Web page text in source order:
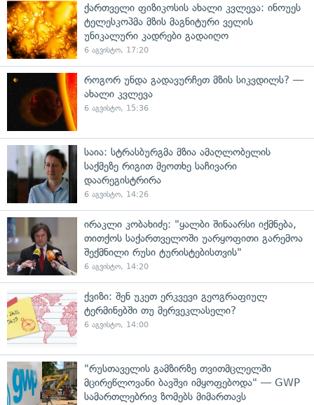
ქართველი ფიზიკოსის ახალი კვლევა: ინოუეს
ტელესკოპმა მზის მაგნიტური ველის
უნიკალური კადრები გადაიღო
6 აგვისტო, 17:20
როგორ უნდა გადავურჩეთ მზის სიკვდილს? —
ახალი კვლევა
6 აგვისტო, 15:36
საია: სტრასბურგმა მზია ამაღლობელის
საქმეზე რიგით მეოთხე საჩივარი
დაარეგისტრირა
6 აგვისტო, 14:26
ირაკლი კობახიძე: "ყალბი შინაარსი იქმნება,
თითქოს საქართველოში უარყოფითი გარემოა
შექმნილი რუსი ტურისტებისთვის"
6 აგვისტო, 14:20
ქვიზი: შენ უკეთ ერკვევი გეოგრაფიულ
ტერმინებში თუ მერვეკლასელი?
6 აგვისტო, 14:00
"რუსთაველის გამზირზე თვითმცლელში
მცირეწლოვანი ბავშვი იმყოფებოდა" — GWP
სამართლებრივ ზომებს მიმართავს